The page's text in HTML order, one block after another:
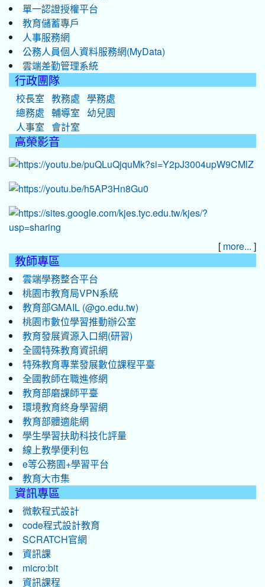
單一認證授權平台
教育儲蓄專戶
人事服務網
公務人員個人資料服務網(MyData)
雲端差勤管理系統
行政團隊
校長室 教務處
學務處
總務處
輔導室
幼兒園
人事室
會計室
高榮影音
[ more... ]
教師專區
雲端學務整合平台
桃園市教育局VPN系統
教育部GMAIL (@go.edu.tw)
桃園市數位學習推動辦公室
教育發展資源入口網(研習)
全國特殊教育資訊網
特殊教育專業發展數位課程平臺
全國教師在職進修網
教育部磨課師平臺
環境教育終身學習網
教育部體適能網
學生學習扶助科技化評量
線上教學便利包
e等公務園+學習平台
教育大市集
資訊專區
微軟程式設計
code程式設計教育
SCRATCH官網
資訊課
micro:bit
資訊課程